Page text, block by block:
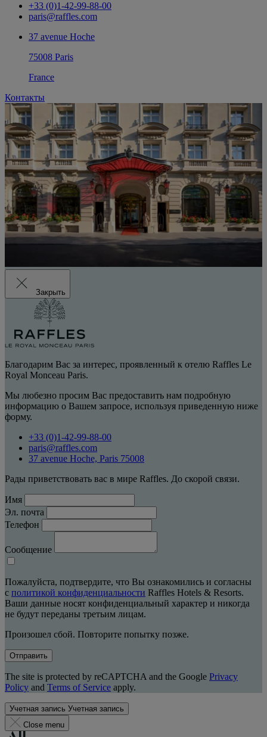
+33 (0)1-42-99-88-00
paris@raffles.com
37 avenue Hoche
75008 Paris
France
Контакты
Закрыть
Благодарим Вас за интерес, проявленный к отелю Raffles Le
Royal Monceau Paris.
Мы любезно просим Вас предоставить нам подробную
информацию о Вашем запросе, используя приведенную ниже
форму.
+33 (0)1-42-99-88-00
paris@raffles.com
37 avenue Hoche, Paris 75008
Рады приветствовать вас в мире Raffles. До скорой связи.
Имя
Эл. почта
Телефон
Сообщение
Пожалуйста, подтвердите, что Вы ознакомились и согласны
с политикой конфиденциальности Raffles Hotels & Resorts.
Ваши данные носят конфиденциальный характер и никогда
не будут переданы третьим лицам.
Произошел сбой. Повторите попытку позже.
Отправить
The site is protected by reCAPTCHA and the Google Privacy
Policy and Terms of Service apply.
Учетная запись Учетная запись
Close menu